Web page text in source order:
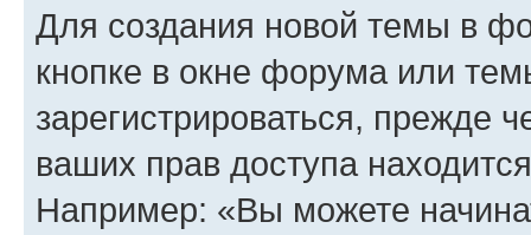
Для создания новой темы в
кнопке в окне форума или
зарегистрироваться, прежде
ваших прав доступа
Например: «Вы можете